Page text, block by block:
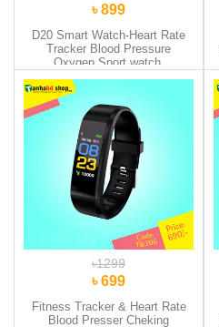
৳ 899
D20 Smart Watch-Heart Rate
Tracker Blood Pressure
Oxygen Sport watch.
৳1299
৳ 699
Fitness Tracker & Heart Rate
Blood Presser Cheking